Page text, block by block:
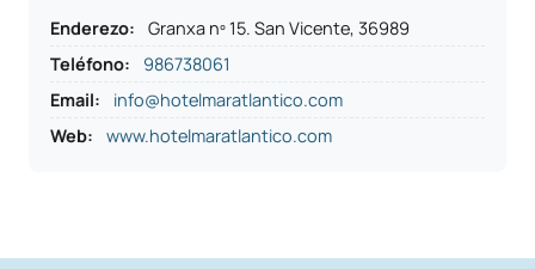
Enderezo:
Granxa nº 15. San Vicente, 36989
Teléfono:
986738061
Email:
info@hotelmaratlantico.com
Web:
www.hotelmaratlantico.com